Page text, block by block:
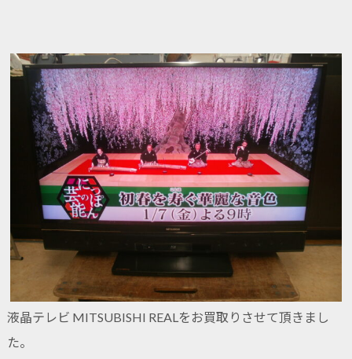
液晶テレビ MITSUBISHI REALをお買取りさせて頂きまし
た。